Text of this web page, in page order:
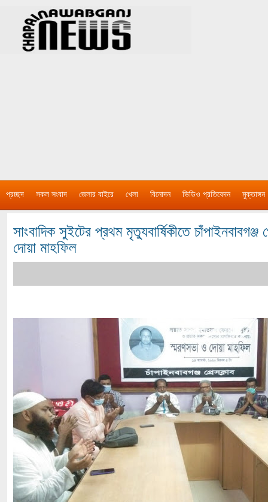
প্রচ্ছদ সকল সংবাদ জেলার বাইরে খেলা বিনোদন ভিডিও প্রতিবেদন মুক্তাঙ্গন
সাংবাদিক সুইটের প্রথম মৃত্যুবার্ষিকীতে
দোয়া মাহফিল